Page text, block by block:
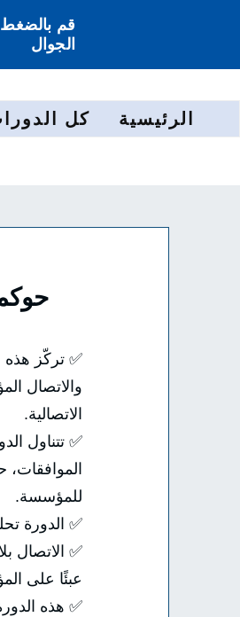
قم بالضغط
الجوال
الرئيسية كل
✅ تركّز هذه
والاتصال
الاتصالية.
✅ تتناول
الموافقات،
للمؤسسة.
✅ الدورة
✅ الاتصال
عبئًا على
✅ هذه